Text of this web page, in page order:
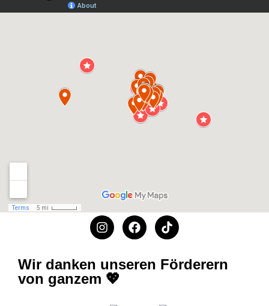
Wir danken unseren Förderern
von ganzem 💖